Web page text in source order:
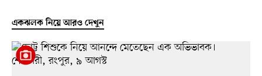
একঝলক নিয়ে আরও দেখুন